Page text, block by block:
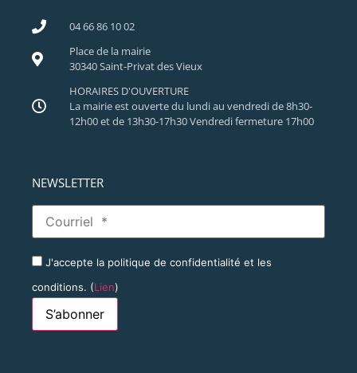
04 66 86 10 02
Place de la mairie
30340 Saint-Privat des Vieux
HORAIRES D'OUVERTURE
La mairie est ouverte du lundi au vendredi de 8h30-
12h00 et de 13h30-17h30 Vendredi fermeture 17h00
NEWSLETTER
J'accepte la politique de confidentialité et les
conditions. (Lien)